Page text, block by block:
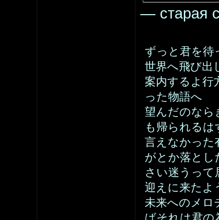
— старая
ずっと君を待
世界へ飛び出
案内するよ行
った物語へ
望んだのなら
も帰られるは
言えなかった
がとか落とし
さい迷うって
迎えに来たよ
未来へのメロ